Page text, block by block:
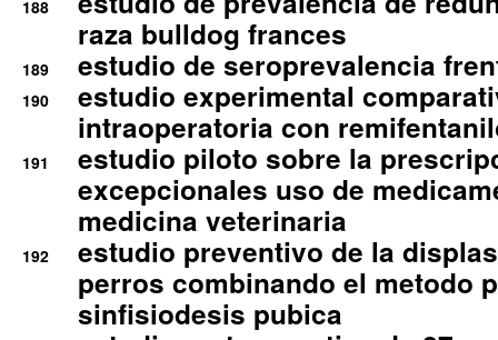
188
raza bulldog frances
189 estudio de seroprevalencia
190
estudio experimental
intraoperatoria con
191
estudio piloto sobre la
excepcionales uso de
medicina veterinaria
192
estudio preventivo de la
perros combinando el metodo
sinfisiodesis pubica